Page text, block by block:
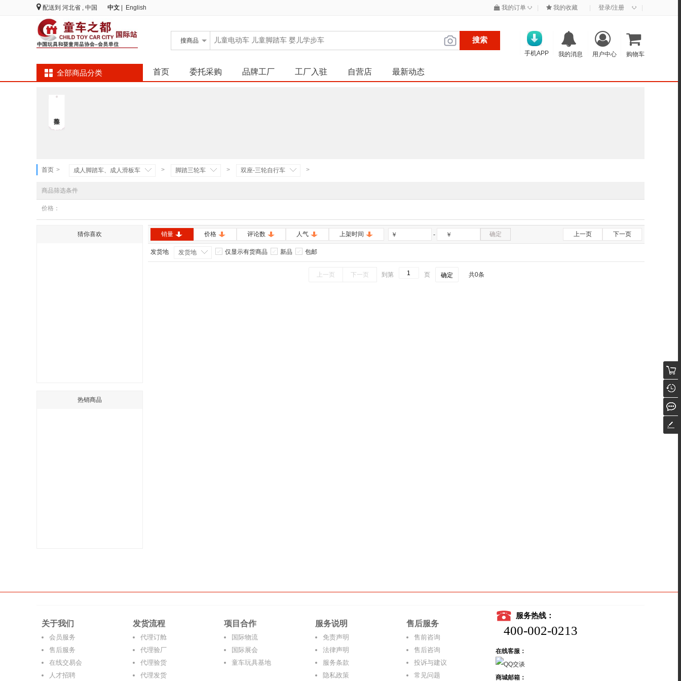
配送到 河北省 , 中国 中文 English 我的订单 ◇ 我的收藏 登录/注册 ◇
搜商品 搜索
购物车
用户中心
我的消息
手机APP
全部商品分类 首页 委托采购 品牌工厂 工厂入驻 自营店 最新动态
首页 > 成人脚踏车、成人滑板车 > 脚踏三轮车 > 双座-三轮自行车 >
商品筛选条件
价格：
猜你喜欢
热销商品
销量 价格 评论数 人气 上架时间 ￥ ￥
- 确定 上一页 下一页
发货地 发货地 仅显示有货商品 新品 包邮
上一页 下一页 到第 页 确定 共0条
关于我们
会员服务
售后服务
在线交易会
人才招聘
发货流程
代理订舱
代理验厂
代理验货
代理发货
项目合作
国际物流
国际展会
童车玩具基地
服务说明
免责声明
法律声明
服务条款
隐私政策
售后服务
售前咨询
售后咨询
投诉与建议
常见问题
服务热线：
400-002-0213
在线客服：
商城邮箱：